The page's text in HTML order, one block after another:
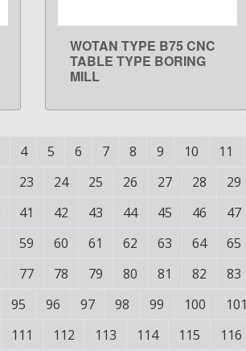
LEARN MORE
WOTAN TYPE B75 CNC
TABLE TYPE BORING
MILL
4 5 6 7 8 9 10 11
23 24 25 26 27 28 29
41 42 43 44 45 46 47
59 60 61 62 63 64 65
77 78 79 80 81 82 83
95 96 97 98 99 100 101
111 112 113 114 115 116